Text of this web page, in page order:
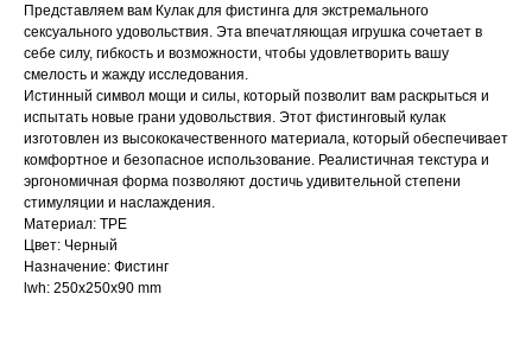
Представляем вам Кулак для фистинга для экстремального
сексуального удовольствия. Эта впечатляющая игрушка сочетает в
себе силу, гибкость и возможности, чтобы удовлетворить вашу
смелость и жажду исследования.
Истинный символ мощи и силы, который позволит вам раскрыться и
испытать новые грани удовольствия. Этот фистинговый кулак
изготовлен из высококачественного материала, который обеспечивает
комфортное и безопасное использование. Реалистичная текстура и
эргономичная форма позволяют достичь удивительной степени
стимуляции и наслаждения.
Материал: TPE
Цвет: Черный
Назначение: Фистинг
lwh: 250x250x90 mm